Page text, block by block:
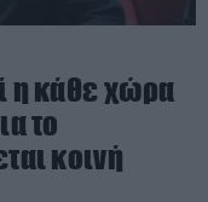
η κάθε χώρα
το
κοινή